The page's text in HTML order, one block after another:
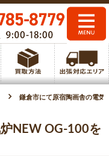
鎌倉市にて原宿陶画舎の電気
NEW OG-100を